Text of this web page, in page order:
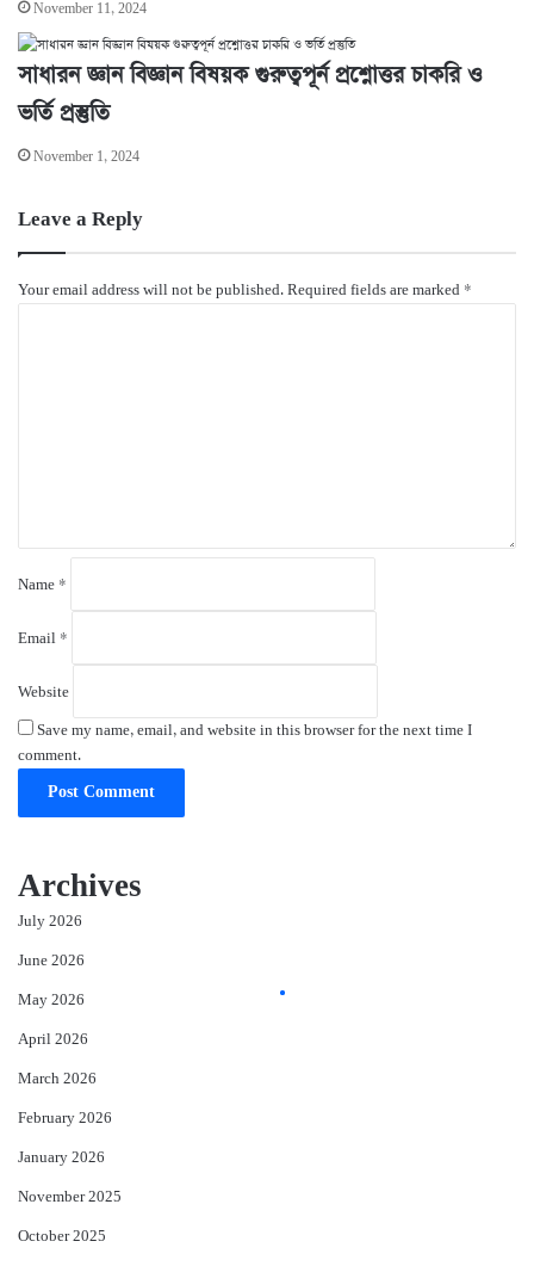
November 11, 2024
সাধারন জ্ঞান বিজ্ঞান বিষয়ক গুরুত্বপূর্ন প্রশ্নোত্তর চাকরি ও
ভর্তি প্রস্তুতি
November 1, 2024
Leave a Reply
Your email address will not be published. Required fields are marked *
Name *
Email *
Website
Save my name, email, and website in this browser for the next time I
comment.
Archives
July 2026
June 2026
May 2026
April 2026
March 2026
February 2026
January 2026
November 2025
October 2025